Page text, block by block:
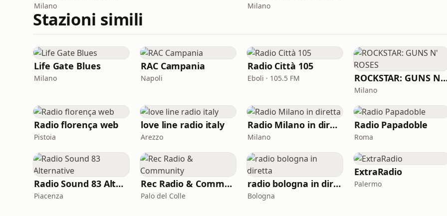
Milano Milano
Stazioni simili
Life Gate Blues
Milano
RAC Campania
Napoli
Radio Città 105
Eboli · 105.5 FM ROCKSTAR:
Milano
Radio florença web
Pistoia
love line radio italy
Arezzo
Radio Milano in diretta
Milano
Radio Papadoble
Roma
Radio Sound 83 Alternative
Piacenza
Rec Radio & Community
Palo del Colle
radio bologna in diretta
Bologna
ExtraRadio
Palermo